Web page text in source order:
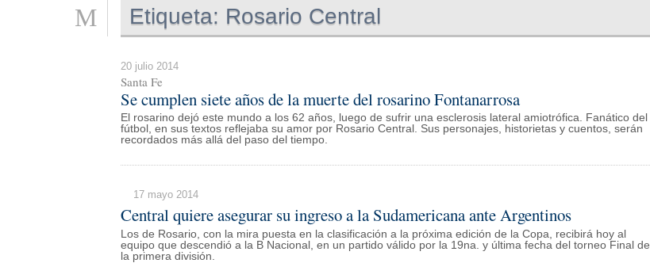
Etiqueta: Rosario Central
20 julio 2014
Santa Fe
Se cumplen siete años de la muerte del rosarino Fontanarrosa
El rosarino dejó este mundo a los 62 años, luego de sufrir una esclerosis lateral amiotrófica. Fanático del
fútbol, en sus textos reflejaba su amor por Rosario Central. Sus personajes, historietas y cuentos, serán
recordados más allá del paso del tiempo.
17 mayo 2014
Central quiere asegurar su ingreso a la Sudamericana ante Argentinos
Los de Rosario, con la mira puesta en la clasificación a la próxima edición de la Copa, recibirá hoy al
equipo que descendió a la B Nacional, en un partido válido por la 19na. y última fecha del torneo Final de
la primera división.